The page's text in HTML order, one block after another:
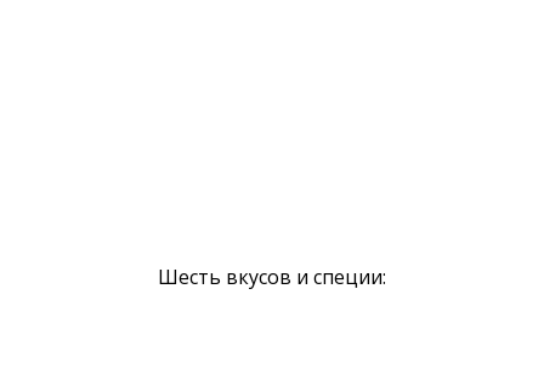
Шесть вкусов и специи: